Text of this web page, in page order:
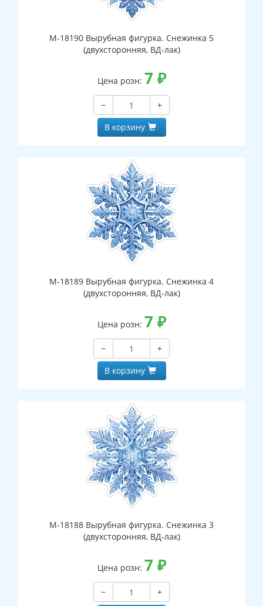
М-18190 Вырубная фигурка. Снежинка 5
(двухсторонняя, ВД-лак)
Цена розн: 7 ₽
−
+
В корзину
М-18189 Вырубная фигурка. Снежинка 4
(двухсторонняя, ВД-лак)
Цена розн: 7 ₽
−
+
В корзину
М-18188 Вырубная фигурка. Снежинка 3
(двухсторонняя, ВД-лак)
Цена розн: 7 ₽
−
+